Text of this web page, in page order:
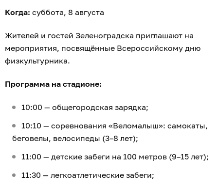
Когда: суббота, 8 августа
Жителей и гостей Зеленоградска приглашают на
мероприятия, посвящённые Всероссийскому дню
физкультурника.
Программа на стадионе:
10:00 — общегородская зарядка;
10:10 — соревнования «Веломалыш»: самокаты,
беговелы, велосипеды (3–8 лет);
11:00 — детские забеги на 100 метров (9–15 лет);
11:30 — легкоатлетические забеги;